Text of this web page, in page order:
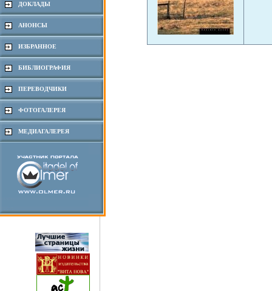
ДОКЛАДЫ
АНОНСЫ
ИЗБРАННОЕ
БИБЛИОГРАФИЯ
ПЕРЕВОДЧИКИ
ФОТОГАЛЕРЕЯ
МЕДИАГАЛЕРЕЯ